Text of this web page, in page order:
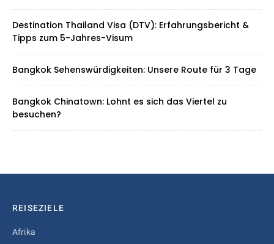
Destination Thailand Visa (DTV): Erfahrungsbericht &
Tipps zum 5-Jahres-Visum
Bangkok Sehenswürdigkeiten: Unsere Route für 3 Tage
Bangkok Chinatown: Lohnt es sich das Viertel zu
besuchen?
REISEZIELE
Afrika